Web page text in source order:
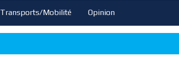
Transports/Mobilité Opinion